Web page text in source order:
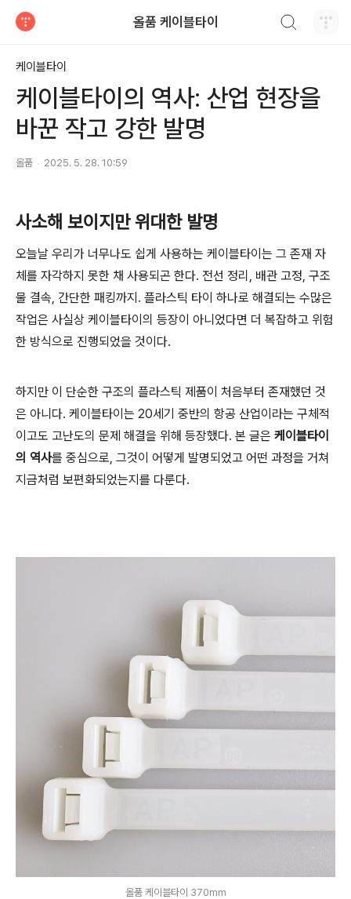
올품 케이블타이
케이블타이
케이블타이의 역사: 산업 현장을
바꾼 작고 강한 발명
올품 2025. 5. 28. 10:59
사소해 보이지만 위대한 발명
오늘날 우리가 너무나도 쉽게 사용하는 케이블타이는 그 존재 자
체를 자각하지 못한 채 사용되곤 한다. 전선 정리, 배관 고정, 구조
물 결속, 간단한 패킹까지. 플라스틱 타이 하나로 해결되는 수많은
작업은 사실상 케이블타이의 등장이 아니었다면 더 복잡하고 위험
한 방식으로 진행되었을 것이다.
하지만 이 단순한 구조의 플라스틱 제품이 처음부터 존재했던 것
은 아니다. 케이블타이는 20세기 중반의 항공 산업이라는 구체적
이고도 고난도의 문제 해결을 위해 등장했다. 본 글은 케이블타이
의 역사를 중심으로, 그것이 어떻게 발명되었고 어떤 과정을 거쳐
지금처럼 보편화되었는지를 다룬다.
올품 케이블타이 370mm